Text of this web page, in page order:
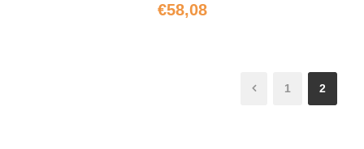
€58,08
1 2